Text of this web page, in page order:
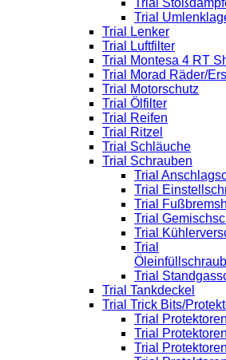
Trial
Trial
Trial Lenker
Trial Luftfilter
Trial Montesa 4 RT
Trial Morad Räder/
Trial Motorschutz
Trial Ölfilter
Trial Reifen
Trial Ritzel
Trial Schläuche
Trial Schrauben
Trial
Trial
Trial
Trial
Trial
Trial
Trial
Trial Tankdeckel
Trial Trick Bits/
Trial
Trial
Trial